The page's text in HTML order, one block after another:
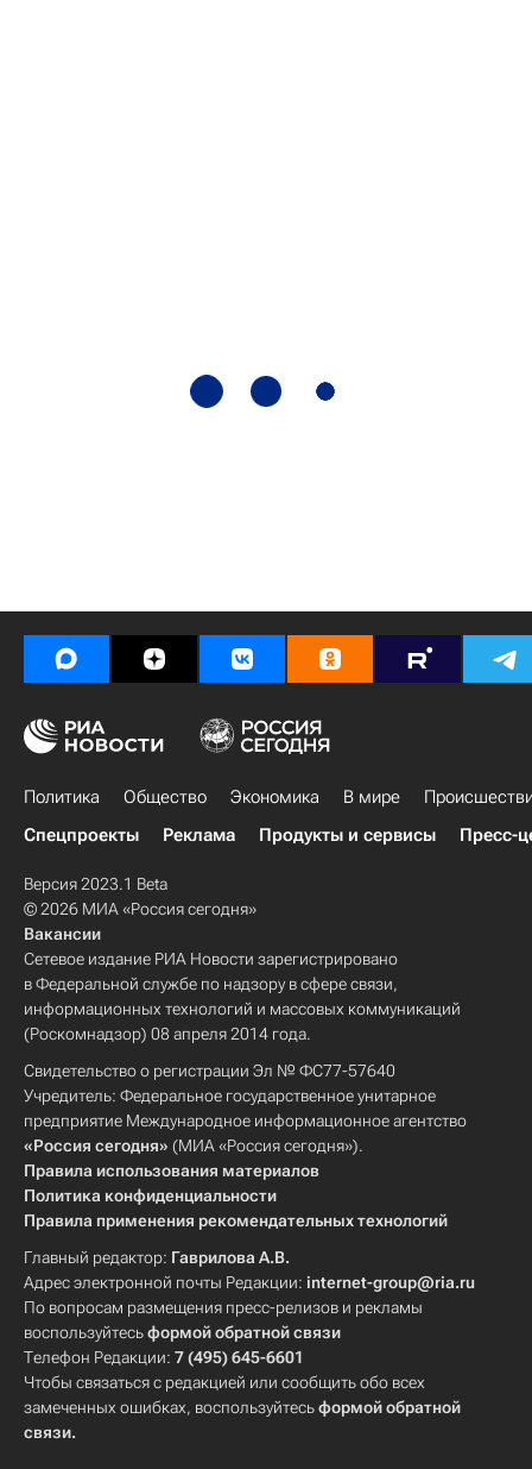
Политика Общество Экономика В мире
Спецпроекты
Реклама Продукты и сервисы Пресс-
Версия 2023.1 Beta
© 2026 МИА «Россия сегодня»
Вакансии
Сетевое издание РИА Новости зарегистрировано
в Федеральной службе по надзору в сфере связи,
информационных технологий и массовых коммуникаций
(Роскомнадзор) 08 апреля 2014 года.
Свидетельство о регистрации Эл № ФС77-57640
Учредитель: Федеральное государственное унитарное
предприятие Международное информационное агентство
«Россия сегодня» (МИА «Россия сегодня»).
Правила использования материалов
Политика конфиденциальности
Правила применения рекомендательных технологий
Главный редактор: Гаврилова А.В.
Адрес электронной почты Редакции: internet-group@ria.ru
По вопросам размещения пресс-релизов и рекламы
воспользуйтесьформой обратной связи
Телефон Редакции: 7 (495) 645-6601
Чтобы связаться с редакцией или сообщить обо всех
замеченных ошибках, воспользуйтесьформой обратной
связи.